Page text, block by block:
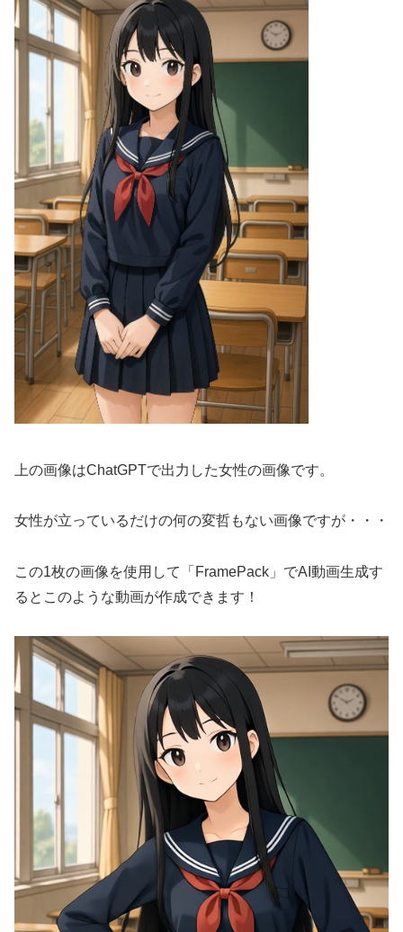
上の画像はChatGPTで出力した女性の画像です。
女性が立っているだけの何の変哲もない画像ですが・・・
この1枚の画像を使用して「FramePack」でAI動画生成す
るとこのような動画が作成できます！